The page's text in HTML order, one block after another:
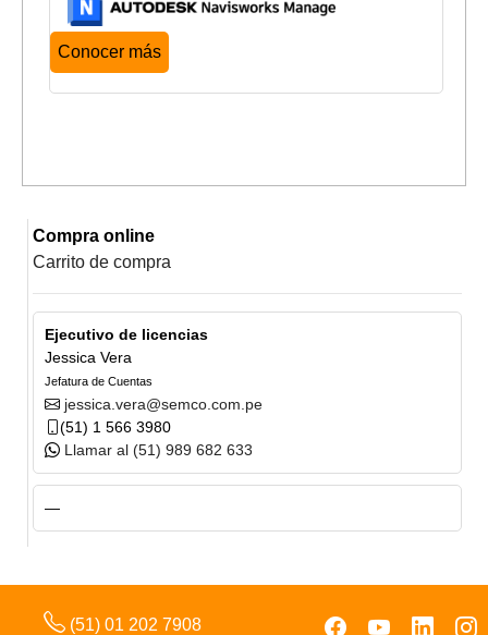
Conocer más
Compra online
Carrito de compra
Ejecutivo de licencias
Jessica Vera
Jefatura de Cuentas
jessica.vera@semco.com.pe
(51) 1 566 3980
Llamar al (51) 989 682 633
—
(51) 01 202 7908